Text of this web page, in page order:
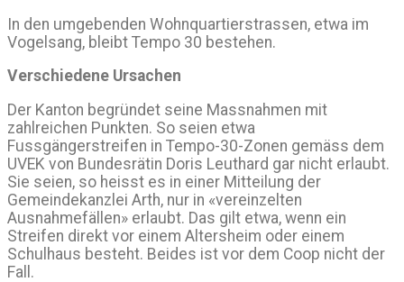
In den umgebenden Wohnquartierstrassen, etwa im
Vogelsang, bleibt Tempo 30 bestehen.
Verschiedene Ursachen
Der Kanton begründet seine Massnahmen mit
zahlreichen Punkten. So seien etwa
Fussgängerstreifen in Tempo-30-Zonen gemäss dem
UVEK von Bundesrätin Doris Leuthard gar nicht erlaubt.
Sie seien, so heisst es in einer Mitteilung der
Gemeindekanzlei Arth, nur in «vereinzelten
Ausnahmefällen» erlaubt. Das gilt etwa, wenn ein
Streifen direkt vor einem Altersheim oder einem
Schulhaus besteht. Beides ist vor dem Coop nicht der
Fall.